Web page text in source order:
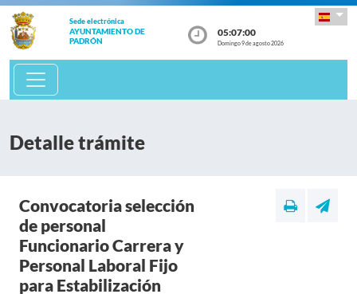
Sede electrónica
AYUNTAMIENTO DE
PADRÓN
05:07:01
Domingo 9 de agosto 2026
Detalle trámite
Convocatoria selección
de personal
Funcionario Carrera y
Personal Laboral Fijo
para Estabilización